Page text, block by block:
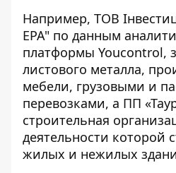
Например, ТОВ
ЕРА" по данным
платформы Youcontrol,
листового металла,
мебели, грузовыми и
перевозками, а ПП
строительная
деятельности которой
жилых и нежилых